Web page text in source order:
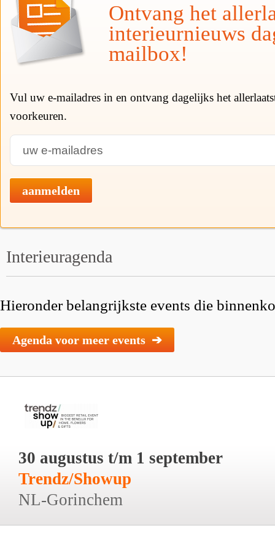
Ontvang het
interieurnieuws
mailbox!
Vul uw e-mailadres in en ontvang dagelijks het
voorkeuren.
aanmelden
Interieuragenda
Hieronder belangrijkste events die
Agenda voor meer events ➔
30 augustus t/m 1 september
Trendz/Showup
NL-Gorinchem